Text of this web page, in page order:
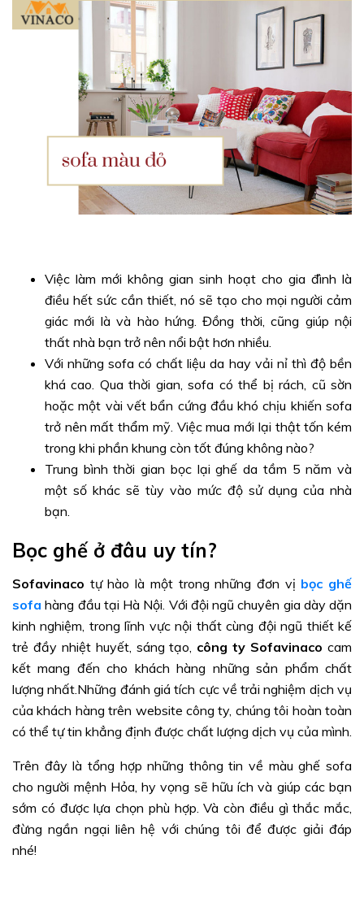
Việc làm mới không gian sinh hoạt cho gia đình là
điều hết sức cần thiết, nó sẽ tạo cho mọi người cảm
giác mới là và hào hứng. Đồng thời, cũng giúp nội
thất nhà bạn trở nên nổi bật hơn nhiều.
Với những sofa có chất liệu da hay vải nỉ thì độ bền
khá cao. Qua thời gian, sofa có thể bị rách, cũ sờn
hoặc một vài vết bẩn cứng đầu khó chịu khiến sofa
trở nên mất thẩm mỹ. Việc mua mới lại thật tốn kém
trong khi phần khung còn tốt đúng không nào?
Trung bình thời gian bọc lại ghế da tầm 5 năm và
một số khác sẽ tùy vào mức độ sử dụng của nhà
bạn.
Bọc ghế ở đâu uy tín?
Sofavinaco tự hào là một trong những đơn vị bọc ghế
sofa hàng đầu tại Hà Nội. Với đội ngũ chuyên gia dày dặn
kinh nghiệm, trong lĩnh vực nội thất cùng đội ngũ thiết kế
trẻ đầy nhiệt huyết, sáng tạo, công ty Sofavinacocam
kết mang đến cho khách hàng những sản phẩm chất
lượng nhất.Những đánh giá tích cực về trải nghiệm dịch vụ
của khách hàng trên website công ty, chúng tôi hoàn toàn
có thể tự tin khẳng định được chất lượng dịch vụ của mình.
Trên đây là tổng hợp những thông tin về màu ghế sofa
cho người mệnh Hỏa, hy vọng sẽ hữu ích và giúp các bạn
sớm có được lựa chọn phù hợp. Và còn điều gì thắc mắc,
đừng ngần ngại liên hệ với chúng tôi để được giải đáp
nhé!